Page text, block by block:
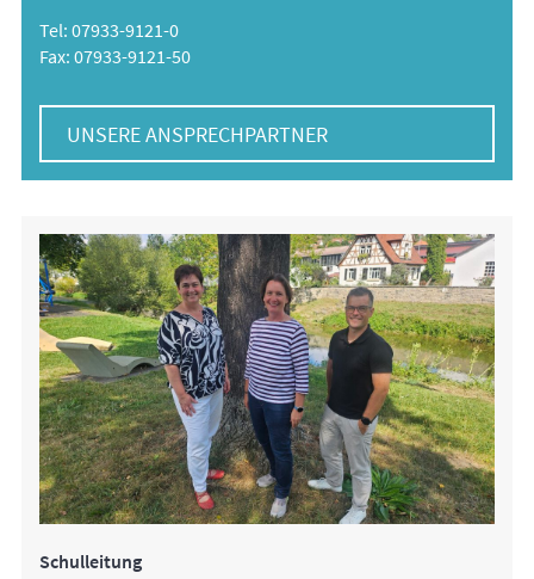
Tel: 07933-9121-0
Fax: 07933-9121-50
UNSERE ANSPRECHPARTNER
Schulleitung